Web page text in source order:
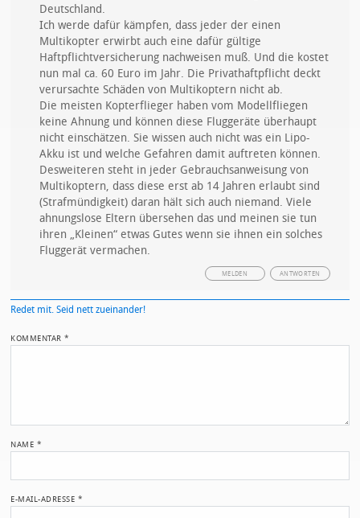
Deutschland.
Ich werde dafür kämpfen, dass jeder der einen
Multikopter erwirbt auch eine dafür gültige
Haftpflichtversicherung nachweisen muß. Und die kostet
nun mal ca. 60 Euro im Jahr. Die Privathaftpflicht deckt
verursachte Schäden von Multikoptern nicht ab.
Die meisten Kopterflieger haben vom Modellfliegen
keine Ahnung und können diese Fluggeräte überhaupt
nicht einschätzen. Sie wissen auch nicht was ein Lipo-
Akku ist und welche Gefahren damit auftreten können.
Desweiteren steht in jeder Gebrauchsanweisung von
Multikoptern, dass diese erst ab 14 Jahren erlaubt sind
(Strafmündigkeit) daran hält sich auch niemand. Viele
ahnungslose Eltern übersehen das und meinen sie tun
ihren „Kleinen“ etwas Gutes wenn sie ihnen ein solches
Fluggerät vermachen.
ANTWORTEN
MELDEN
Redet mit. Seid nett zueinander!
KOMMENTAR*
NAME *
E-MAIL-ADRESSE *